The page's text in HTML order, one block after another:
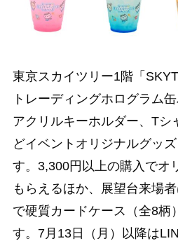
東京スカイツリー1階「
トレーディングホログラム
アクリルキーホルダー、Tシ
どイベントオリジナルグッ
す。3,300円以上の購入でオ
もらえるほか、展望台来場
で硬質カードケース（全8柄
す。7月13日（月）以降は